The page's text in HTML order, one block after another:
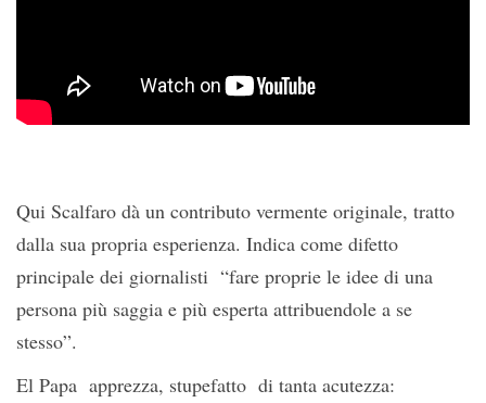
Qui Scalfaro dà un contributo vermente originale, tratto
dalla sua propria esperienza. Indica come difetto
principale dei giornalisti “fare proprie le idee di una
persona più saggia e più esperta attribuendole a se
stesso”.
El Papa apprezza, stupefatto di tanta acutezza: